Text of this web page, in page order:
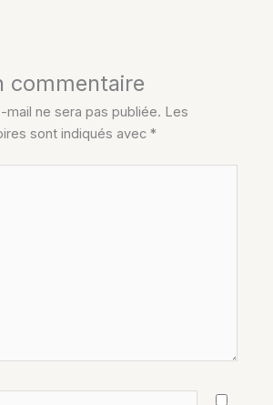
commentaire
ne sera pas publiée. Les
sont indiqués avec*